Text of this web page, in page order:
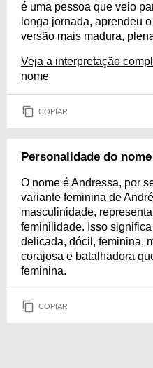
é uma pessoa que veio
longa jornada, aprendeu
versão mais madura,
Veja a interpretação
nome
COPIAR
Personalidade do
O nome é Andressa, por
variante feminina de
masculinidade,
feminilidade. Isso
delicada, dócil, feminina,
corajosa e batalhadora
feminina.
COPIAR